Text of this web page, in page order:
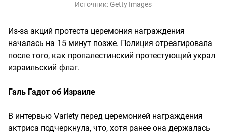
Источник: Getty Images
Из-за акций протеста церемония награждения
началась на 15 минут позже. Полиция отреагировала
после того, как пропалестинский протестующий украл
израильский флаг.
Галь Гадот об Израиле
В интервью Variety перед церемонией награждения
актриса подчеркнула, что, хотя ранее она держалась